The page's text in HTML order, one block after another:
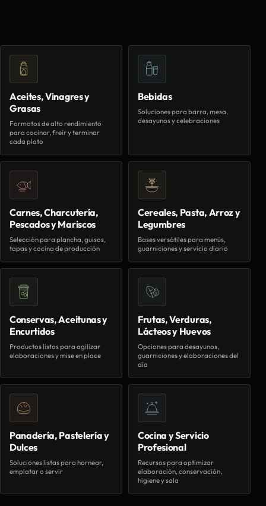
Aceites, Vinagres y
Grasas
Formatos de alto rendimiento
para cocinar, freír y terminar
cada plato
Bebidas
Soluciones para barra, mesa,
desayunos y celebraciones
Carnes, Charcutería,
Pescados y Mariscos
Selección para plancha, guisos,
tapas y cocina de producción
Cereales, Pasta, Arroz y
Legumbres
Bases versátiles para menús,
guarniciones y servicio diario
Conservas, Aceitunas y
Encurtidos
Productos listos para agilizar
elaboraciones y mise en place
Frutas, Verduras,
Lácteos y Huevos
Opciones para desayunos,
guarniciones y elaboraciones del
día
Panadería, Pastelería y
Dulces
Soluciones listas para hornear,
emplatar o servir
Cocina y Servicio
Profesional
Recursos para optimizar
elaboración, conservación,
higiene y sala